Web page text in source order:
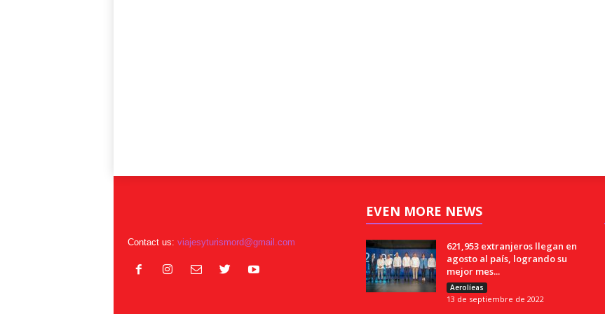
Contact us: viajesyturismord@gmail.com
EVEN MORE NEWS
621,953 extranjeros llegan en
agosto al país, logrando su
mejor mes...
Aerolíeas
13 de septiembre de 2022